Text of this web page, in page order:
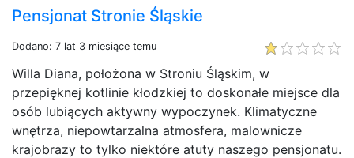
Pensjonat Stronie Śląskie
Dodano: 7 lat 3 miesiące temu
Willa Diana, położona w Stroniu Śląskim, w
przepięknej kotlinie kłodzkiej to doskonałe miejsce dla
osób lubiących aktywny wypoczynek. Klimatyczne
wnętrza, niepowtarzalna atmosfera, malownicze
krajobrazy to tylko niektóre atuty naszego pensjonatu.